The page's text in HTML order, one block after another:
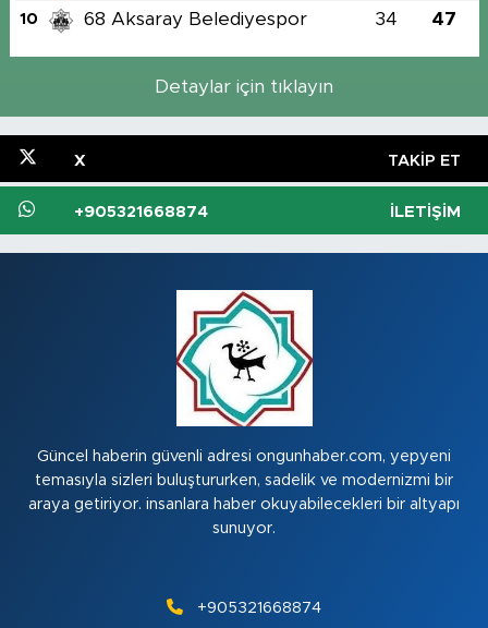
10 68 Aksaray Belediyespor 34 47
Detaylar için tıklayın
X TAKIP ET
+905321668874 İLETIŞIM
Güncel haberin güvenli adresi ongunhaber.com, yepyeni
temasıyla sizleri buluştururken, sadelik ve modernizmi bir
araya getiriyor. insanlara haber okuyabilecekleri bir altyapı
sunuyor.
+905321668874